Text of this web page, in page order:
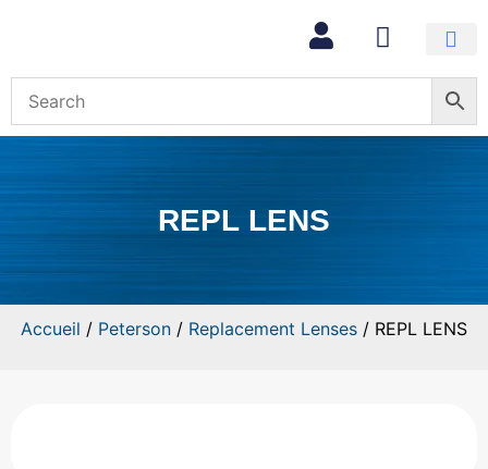
REPL LENS
Accueil / Peterson / Replacement Lenses / REPL LENS